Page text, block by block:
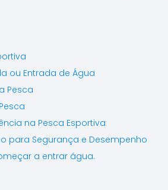
ou Entrada de Água
Pesca
na Pesca Esportiva
para Segurança e Desempenho
a entrar água.